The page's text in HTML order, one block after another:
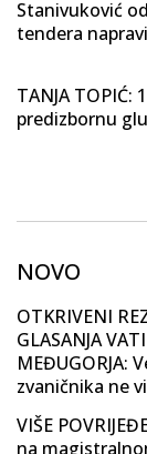
Stanivuković
tendera
TANJA TOPIĆ:
predizbornu
NOVO
OTKRIVENI
GLASANJA
MEĐUGORJA:
zvaničnika ne
VIŠE
na